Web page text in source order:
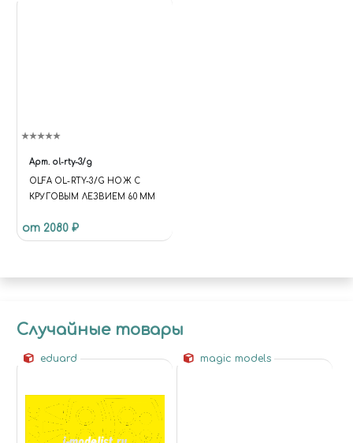
Арт. ol-rty-3/g
OLFA OL-RTY-3/G НОЖ С
КРУГОВЫМ ЛЕЗВИЕМ 60 ММ
от 2080 ₽
Случайные товары
eduard magic models